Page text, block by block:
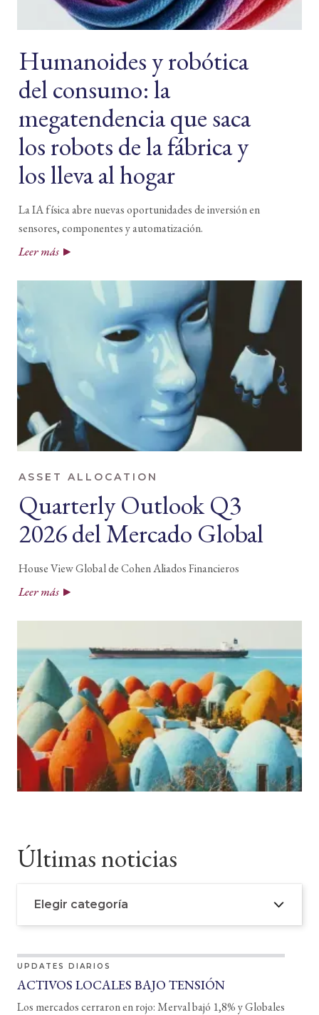
Humanoides y robótica
del consumo: la
megatendencia que saca
los robots de la fábrica y
los lleva al hogar
La IA física abre nuevas oportunidades de inversión en
sensores, componentes y automatización.
Leer más
ASSET ALLOCATION
Quarterly Outlook Q3
2026 del Mercado Global
House View Global de Cohen Aliados Financieros
Leer más
Últimas noticias
Elegir categoría
UPDATES DIARIOS
ACTIVOS LOCALES BAJO TENSIÓN
Los mercados cerraron en rojo: Merval bajó 1,8% y Globales